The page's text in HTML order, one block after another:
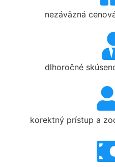
nezáväzná
dlhoročné
korektný prístup a